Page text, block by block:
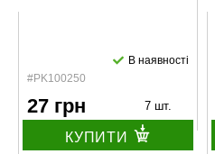
#PK100250
В наявності
27 грн 7 шт.
КУПИТИ